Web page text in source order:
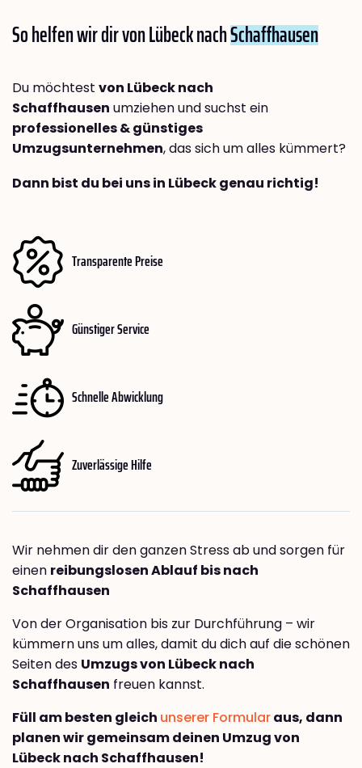
So helfen wir dir von Lübeck nachSchaffhausen
Du möchtest von Lübeck nach
Schaffhausen umziehen und suchst ein
professionelles & günstiges
Umzugsunternehmen, das sich um alles kümmert?
Dann bist du bei uns in Lübeck genau richtig!
Transparente Preise
Günstiger Service
Schnelle Abwicklung
Zuverlässige Hilfe
Wir nehmen dir den ganzen Stress ab und sorgen für
einen reibungslosen Ablauf bis nach
Schaffhausen
Von der Organisation bis zur Durchführung – wir
kümmern uns um alles, damit du dich auf die schönen
Seiten des Umzugs von Lübeck nach
Schaffhausen freuen kannst.
Füll am besten gleich unserer Formularaus, dann
planen wir gemeinsam deinen Umzug von
Lübeck nach Schaffhausen!